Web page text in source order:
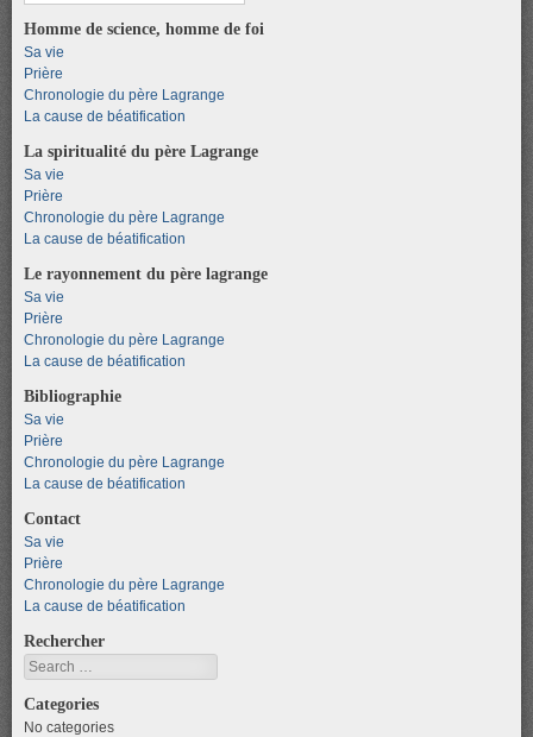
Homme de science, homme de foi
Sa vie
Prière
Chronologie du père Lagrange
La cause de béatification
La spiritualité du père Lagrange
Sa vie
Prière
Chronologie du père Lagrange
La cause de béatification
Le rayonnement du père lagrange
Sa vie
Prière
Chronologie du père Lagrange
La cause de béatification
Bibliographie
Sa vie
Prière
Chronologie du père Lagrange
La cause de béatification
Contact
Sa vie
Prière
Chronologie du père Lagrange
La cause de béatification
Rechercher
Search
Categories
No categories